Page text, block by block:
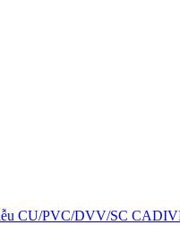
CU/PVC/DVV/SC